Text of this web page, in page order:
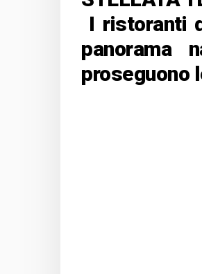
I ristoranti
panorama
proseguono